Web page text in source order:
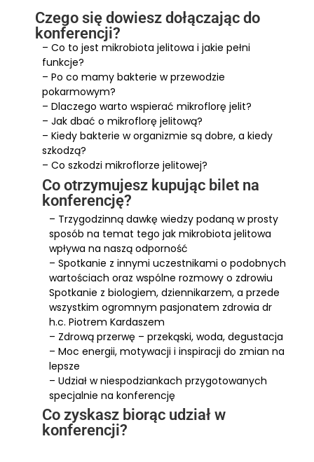
Czego się dowiesz dołączając do
konferencji?
– Co to jest mikrobiota jelitowa i jakie pełni
funkcje?
– Po co mamy bakterie w przewodzie
pokarmowym?
– Dlaczego warto wspierać mikroflorę jelit?
– Jak dbać o mikroflorę jelitową?
– Kiedy bakterie w organizmie są dobre, a kiedy
szkodzą?
– Co szkodzi mikroflorze jelitowej?
Co otrzymujesz kupując bilet na
konferencję?
– Trzygodzinną dawkę wiedzy podaną w prosty
sposób na temat tego jak mikrobiota jelitowa
wpływa na naszą odporność
– Spotkanie z innymi uczestnikami o podobnych
wartościach oraz wspólne rozmowy o zdrowiu
Spotkanie z biologiem, dziennikarzem, a przede
wszystkim ogromnym pasjonatem zdrowia dr
h.c. Piotrem Kardaszem
– Zdrową przerwę – przekąski, woda, degustacja
– Moc energii, motywacji i inspiracji do zmian na
lepsze
– Udział w niespodziankach przygotowanych
specjalnie na konferencję
Co zyskasz biorąc udział w
konferencji?